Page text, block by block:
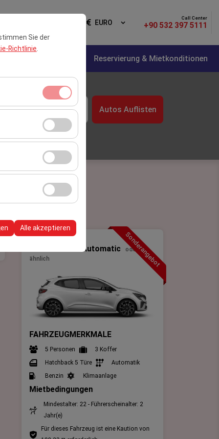
Sie der
Richtlinie
zu messen
anzuzeigen
Konfigurationen
Alle akzeptieren
EURO
Call Center
+90 532 397 5111
Reservierung & Mietkonditionen
08:00 Autos Auflisten
Sonderangebot
Renault Clio 5 Automatic
oder
ähnlich
FAHRZEUGMERKMALE
5 Personen
3 Koffer
Hatchback 5 Türe
Automatik
Benzin
Klimaanlage
Mietbedingungen
Mindestalter: 22 - Führerscheinalter: 2
Jahr(e)
Für dieses Fahrzeug ist eine Kaution von